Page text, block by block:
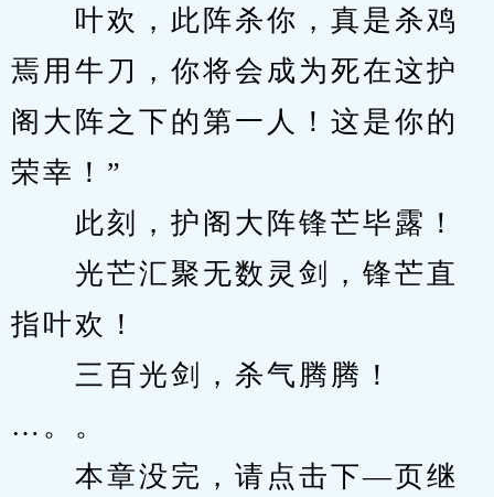
叶欢，此阵杀你，真是杀鸡
焉用牛刀，你将会成为死在这护
阁大阵之下的第一人！这是你的
荣幸！”
此刻，护阁大阵锋芒毕露！
光芒汇聚无数灵剑，锋芒直
指叶欢！
三百光剑，杀气腾腾！
…。。
本章没完，请点击下—页继